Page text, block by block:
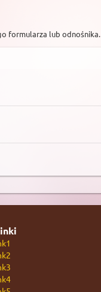
formularza lub odnośnika.